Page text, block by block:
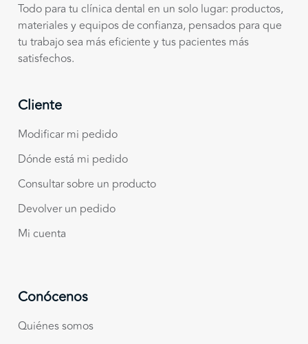
Todo para tu clínica dental en un solo lugar: productos,
materiales y equipos de confianza, pensados para que
tu trabajo sea más eficiente y tus pacientes más
satisfechos.
Cliente
Modificar mi pedido
Dónde está mi pedido
Consultar sobre un producto
Devolver un pedido
Mi cuenta
Conócenos
Quiénes somos